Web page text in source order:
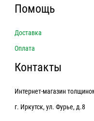
Помощь
Доставка
Оплата
Контакты
Интернет-магазин
г. Иркутск, ул. Фурье, д.8